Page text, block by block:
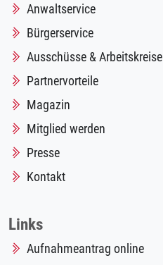
Anwaltservice
Bürgerservice
Ausschüsse & Arbeitskreise
Partnervorteile
Magazin
Mitglied werden
Presse
Kontakt
Links
Aufnahmeantrag online